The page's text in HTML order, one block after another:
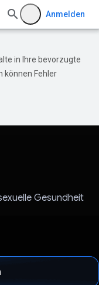
Anmelden
in Ihre bevorzugte
können Fehler
Gesundheit